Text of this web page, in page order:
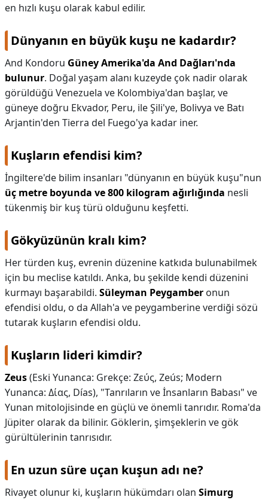
en hızlı kuşu olarak kabul edilir.
Dünyanın en büyük kuşu ne kadardır?
And Kondoru Güney Amerika'da And Dağları'nda
bulunur. Doğal yaşam alanı kuzeyde çok nadir olarak
görüldüğü Venezuela ve Kolombiya'dan başlar, ve
güneye doğru Ekvador, Peru, ile Şili'ye, Bolivya ve Batı
Arjantin'den Tierra del Fuego'ya kadar iner.
Kuşların efendisi kim?
İngiltere'de bilim insanları "dünyanın en büyük kuşu"nun
üç metre boyunda ve 800 kilogram ağırlığında nesli
tükenmiş bir kuş türü olduğunu keşfetti.
Gökyüzünün kralı kim?
Her türden kuş, evrenin düzenine katkıda bulunabilmek
için bu meclise katıldı. Anka, bu şekilde kendi düzenini
kurmayı başarabildi. Süleyman Peygamber onun
efendisi oldu, o da Allah'a ve peygamberine verdiği sözü
tutarak kuşların efendisi oldu.
Kuşların lideri kimdir?
Zeus(Eski Yunanca: Grekçe: Ζεύς, Zeús; Modern
Yunanca: Δίας, Días), "Tanrıların ve İnsanların Babası" ve
Yunan mitolojisinde en güçlü ve önemli tanrıdır. Roma'da
Jüpiter olarak da bilinir. Göklerin, şimşeklerin ve gök
gürültülerinin tanrısıdır.
En uzun süre uçan kuşun adı ne?
Rivayet olunur ki, kuşların hükümdarı olan Simurg